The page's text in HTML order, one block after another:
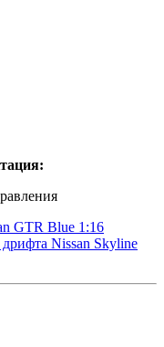
GTR Blue 1:16
Nissan Skyline